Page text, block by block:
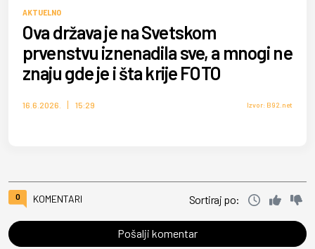
AKTUELNO
Ova država je na Svetskom
prvenstvu iznenadila sve, a mnogi ne
znaju gde je i šta krije FOTO
16.6.2026. 15:29 Izvor: B92.net
0 KOMENTARI Sortiraj po:
Pošalji komentar